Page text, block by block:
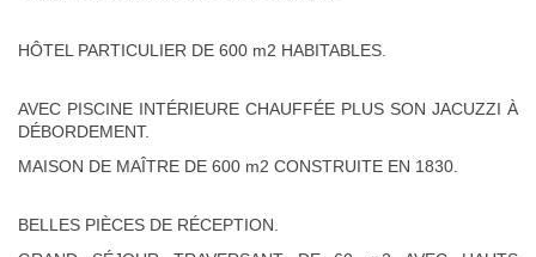
HÔTEL PARTICULIER DE 600 m2 HABITABLES.
AVEC PISCINE INTÉRIEURE CHAUFFÉE PLUS SON JACUZZI À
DÉBORDEMENT.
MAISON DE MAÎTRE DE 600 m2 CONSTRUITE EN 1830.
BELLES PIÈCES DE RÉCEPTION.